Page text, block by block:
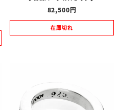
82,500
在庫切れ